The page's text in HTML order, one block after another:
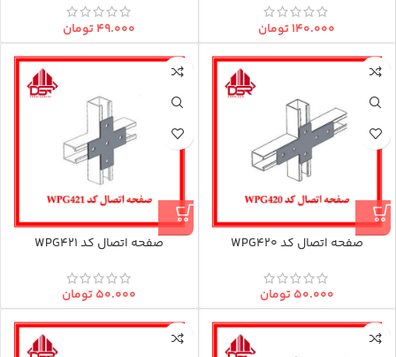
۱۴۰.۰۰۰تومان ۴۹.۰۰۰تومان
صفحه اتصال کد WPG420
۵۰.۰۰۰تومان
صفحه اتصال کد WPG421
۵۰.۰۰۰تومان